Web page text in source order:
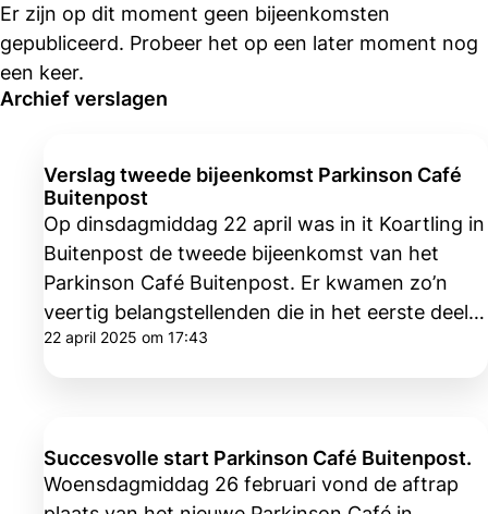
Er zijn op dit moment geen bijeenkomsten
gepubliceerd. Probeer het op een later moment nog
een keer.
Archief verslagen
Verslag tweede bijeenkomst Parkinson Café
Buitenpost
Op dinsdagmiddag 22 april was in it Koartling in
Buitenpost de tweede bijeenkomst van het
Parkinson Café Buitenpost. Er kwamen zo’n
veertig belangstellenden die in het eerste deel
van de middag een presentatie kregen van
de zaal waaruit bleek dat veel mensen
geïnteresseerd zijn in dit onderwerp.
22 april 2025 om 17:43
Succesvolle start Parkinson Café Buitenpost.
Woensdagmiddag 26 februari vond de aftrap